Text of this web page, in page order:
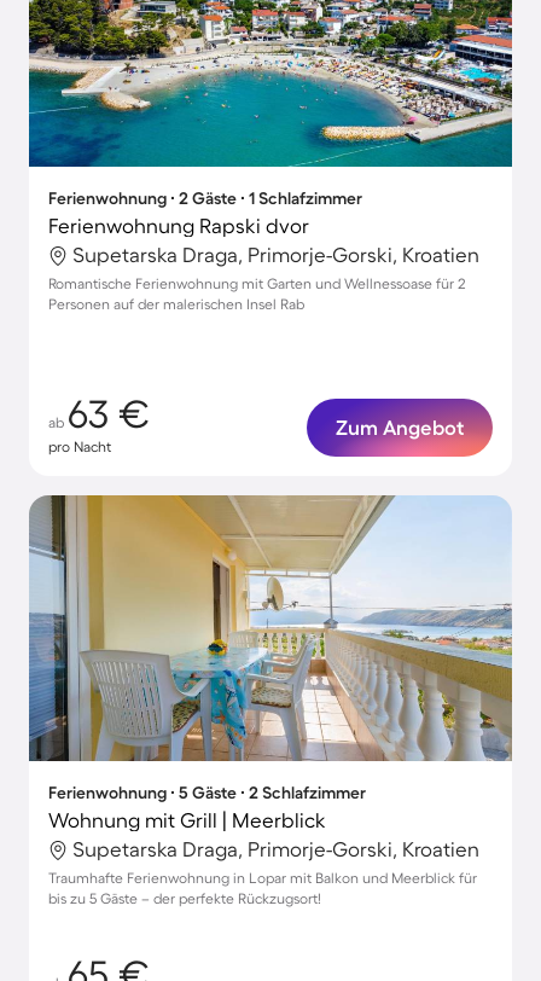
Ferienwohnung ∙ 2 Gäste ∙ 1 Schlafzimmer
Ferienwohnung Rapski dvor
Supetarska Draga, Primorje-Gorski, Kroatien
Romantische Ferienwohnung mit Garten und Wellnessoase für 2
Personen auf der malerischen Insel Rab
ab 63 €
pro Nacht
Zum Angebot
Ferienwohnung ∙ 5 Gäste ∙ 2 Schlafzimmer
Wohnung mit Grill | Meerblick
Supetarska Draga, Primorje-Gorski, Kroatien
Traumhafte Ferienwohnung in Lopar mit Balkon und Meerblick für
bis zu 5 Gäste – der perfekte Rückzugsort!